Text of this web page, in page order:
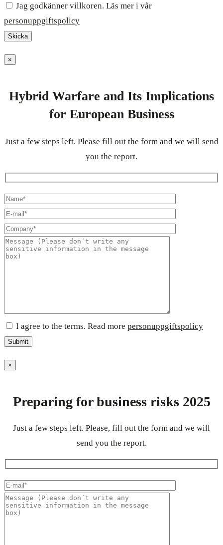
Jag godkänner villkoren. Läs mer i vår
personuppgiftspolicy
×
Hybrid Warfare and Its Implications
for European Business
Just a few steps left. Please fill out the form and we will send
you the report.
I agree to the terms. Read more personuppgiftspolicy
×
Preparing for business risks 2025
Just a few steps left. Please, fill out the form and we will
send you the report.